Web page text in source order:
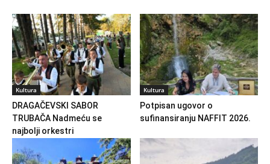
Kultura
DRAGAČEVSKI SABOR
TRUBAČA Nadmeću se
najbolji orkestri
Kultura
Potpisan ugovor o
sufinansiranju NAFFIT 2026.